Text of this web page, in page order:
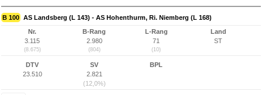
B 100 AS Landsberg (L 143) - AS Hohenthurm, Ri. Niemberg (L 168)
Nr.
3.115
(8.675)
B-Rang
2.980
(804)
L-Rang
71
(10)
Land
ST
DTV
23.510
SV
2.821
(12,0%)
BPL